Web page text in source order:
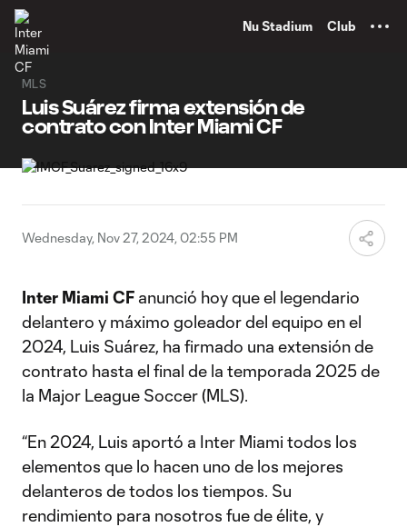
Nu Stadium Club
MLS
Luis Suárez firma extensión de
contrato con Inter Miami CF
Wednesday, Nov 27, 2024, 02:55 PM
Inter Miami CF anunció hoy que el legendario
delantero y máximo goleador del equipo en el
2024, Luis Suárez, ha firmado una extensión de
contrato hasta el final de la temporada 2025 de
la Major League Soccer (MLS).
“En 2024, Luis aportó a Inter Miami todos los
elementos que lo hacen uno de los mejores
delanteros de todos los tiempos. Su
rendimiento para nosotros fue de élite, y